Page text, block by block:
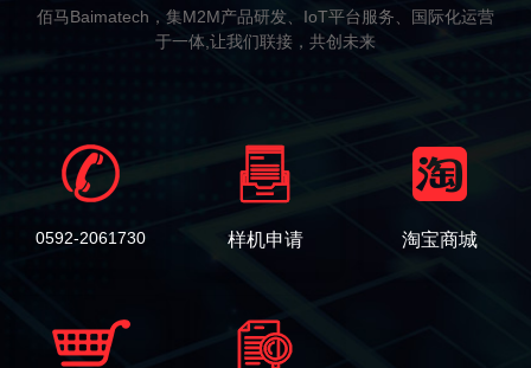
佰马Baimatech，集M2M产品研发、IoT平台服务、国际化运营
于一体,让我们联接，共创未来
0592-2061730 样机申请 淘宝商城